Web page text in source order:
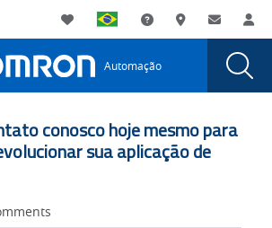
Utility
Navigation
My List SuporteOnde comprar
Contato
Automação
conosco hoje mesmo para
sua aplicação de